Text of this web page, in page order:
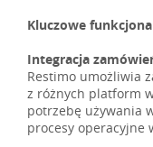
Kluczowe
Integracja
Restimo umożliwia
z różnych platform
potrzebę używania
procesy operacyjne